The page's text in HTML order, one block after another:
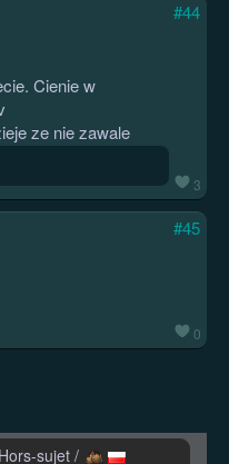
#44
3
Cienie w
ze nie zawale
#45
0
Hors-sujet /